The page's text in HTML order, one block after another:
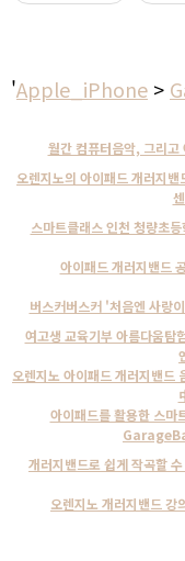
'Apple_iPhone >
월간 컴퓨터음악, 그리고
오렌지노의 아이패드 개러지
스마트클래스 인천 청량초
아이패드 개러지밴드
버스커버스커 '처음엔 사랑
여고생 교육기부 아름다움탐
오렌지노 아이패드 개러지밴
아이패드를 활용한 스마
개러지밴드로 쉽게 작곡할
오렌지노 개러지밴드